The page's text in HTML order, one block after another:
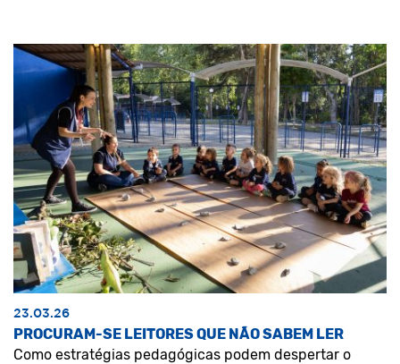
23.03.26
PROCURAM-SE LEITORES QUE NÃO SABEM LER
Como estratégias pedagógicas podem despertar o